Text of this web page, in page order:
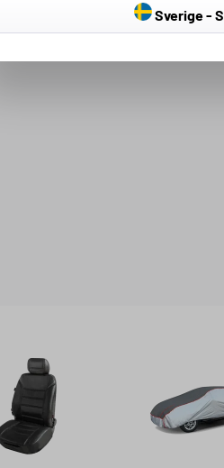
chlorure de polyvinyle
Sverige -